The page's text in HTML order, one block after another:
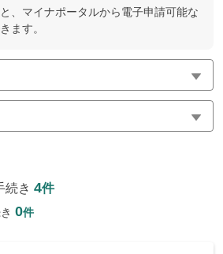
、マイナポータルから電子申請可能な
ます。
続き 4件
0件